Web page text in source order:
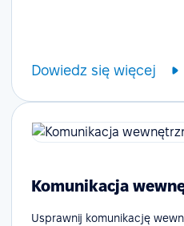
Dowiedz się więcej
Komunikacja
Usprawnij komunikację